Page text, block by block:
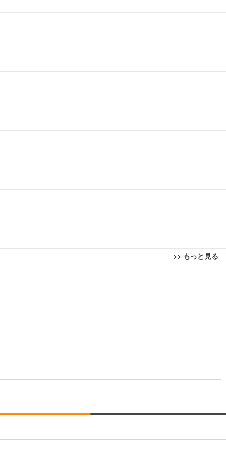
>> もっと見る
面昇降 強化ナイロン樹脂ベース 通気性メッシュ 在宅ワーク H-WY01